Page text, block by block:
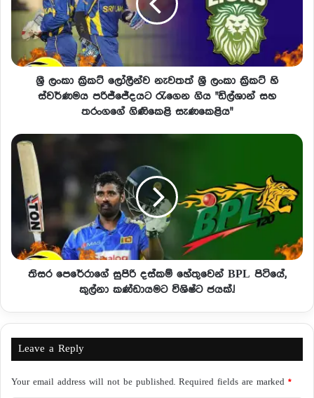
ශ්‍රී ලංකා ක්‍රිකට් ලෝලීන්ව නැවතත් ශ්‍රී ලංකා ක්‍රිකට් හි
ස්වර්ණමය පරිජ්ජේදයට රැගෙන ගිය "ඩිල්ශාන් සහ
තරංගගේ ගිණිකෙළි සැණකෙළිය"
තිසර පෙරේරාගේ සුපිරි දස්කම් හේතුවෙන් BPL පිටියේ,
කුල්නා කණ්ඩායමට විශිෂ්ට ජයක්.!
Leave a Reply
Your email address will not be published. Required fields are marked *